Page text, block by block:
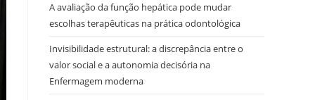
A avaliação da função hepática pode mudar
escolhas terapêuticas na prática odontológica
Invisibilidade estrutural: a discrepância entre o
valor social e a autonomia decisória na
Enfermagem moderna